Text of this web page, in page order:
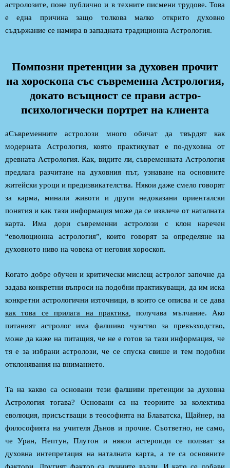
астролозите, поне публично и в техните писмени трудове. Това
е една причина защо толкова малко открито духовно
съдържание се намира в западната традиционна Астрология.
Помпозни претенции за духовен прочит
на хороскопа със съвременна Астрология,
докато всъщност се прави астро-
психологически портрет на клиента
аСъвременните астролози много обичат да твърдят как
модерната Астрология, която практикуват е по-духовна от
древната Астрология. Как, видите ли, съвременната Астрология
предлага разчитане на духовния път, узнаване на основните
житейски уроци и предизвикателства. Някои даже смело говорят
за карма, минали животи и други недоказани ориенталски
понятия и как тази информация може да се извлече от наталната
карта. Има дори съвременни астролози с клон наречен
“еволюционна астрология”, които говорят за определяне на
духовното ниво на човека от неговия хороскоп.
Когато добре обучен и критически мислещ астролог започне да
задава конкретни въпроси на подобни практикуващи, да им иска
конкретни астрологични източници, в които се описва и се дава
как това се прилага на практика, получава мълчание. Ако
питаният астролог има фалшиво чувство за превъзходство,
може да каже на питащия, че не е готов за тази информация, че
тя е за избрани астролози, че се спуска свише и тем подобни
отклонявания на вниманието.
Та на какво са основани тези фалшиви претенции за духовна
Астрология тогава? Основани са на теориите за колектива
еволюция, присъстващи в теософията на Блаватска, Щайнер, на
философията на учителя Дънов и прочие. Съответно, не само,
че Уран, Нептун, Плутон и някои астероиди се ползват за
духовна интепретация на наталната карта, а те са основните